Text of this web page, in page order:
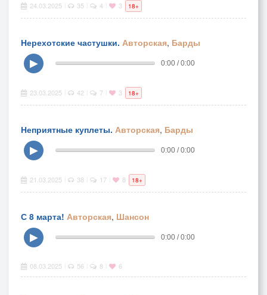
24.03.2025 35 4 3 18+
Нерехотские частушки. Авторская, Барды
▶
0:00 / 0:00
23.03.2025 42 7 3 18+
Неприятные куплеты. Авторская, Барды
▶
0:00 / 0:00
21.03.2025 38 17 8 18+
С 8 марта! Авторская, Шансон
▶
0:00 / 0:00
08.03.2025 56 8 6